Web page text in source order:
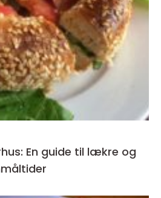
En guide til lækre og